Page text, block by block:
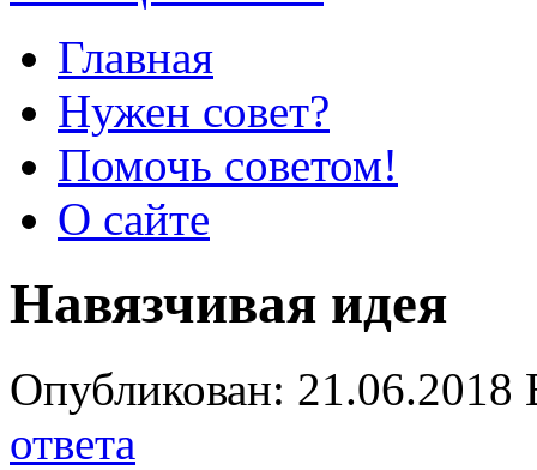
Главная
Нужен совет?
Помочь советом!
О сайте
Навязчивая идея
Опубликован:
ответа